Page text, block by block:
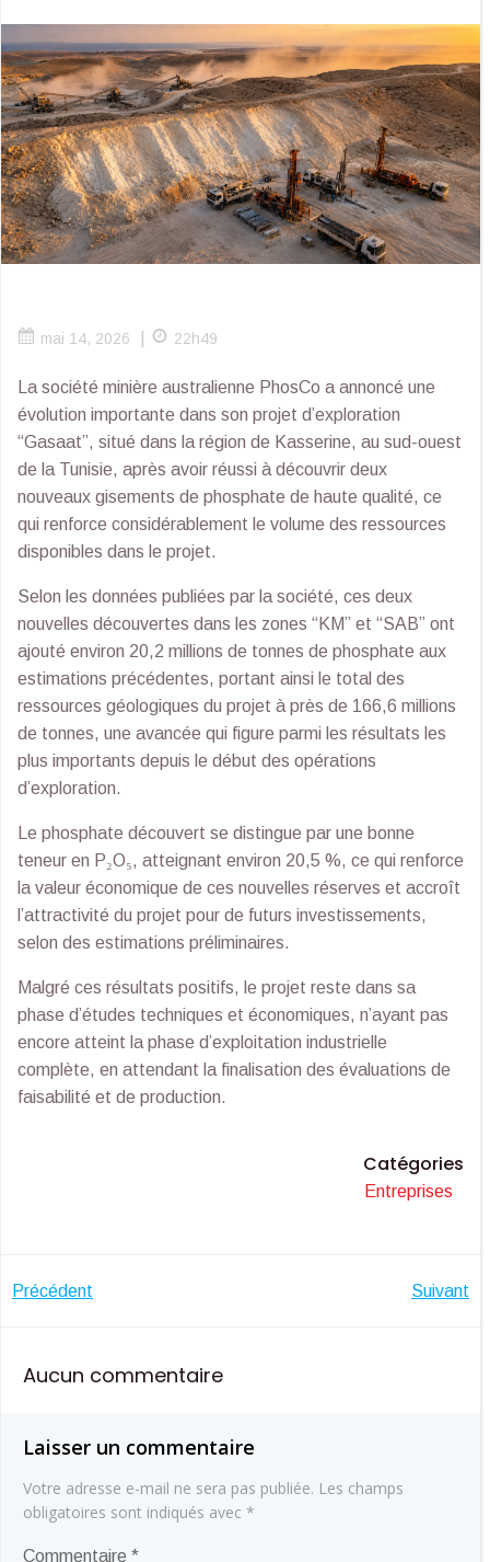
mai 14, 2026 22h49
La société minière australienne PhosCo a annoncé une
évolution importante dans son projet d’exploration
“Gasaat”, situé dans la région de Kasserine, au sud-ouest
de la Tunisie, après avoir réussi à découvrir deux
nouveaux gisements de phosphate de haute qualité, ce
qui renforce considérablement le volume des ressources
disponibles dans le projet.
Selon les données publiées par la société, ces deux
nouvelles découvertes dans les zones “KM” et “SAB” ont
ajouté environ 20,2 millions de tonnes de phosphate aux
estimations précédentes, portant ainsi le total des
ressources géologiques du projet à près de 166,6 millions
de tonnes, une avancée qui figure parmi les résultats les
plus importants depuis le début des opérations
d’exploration.
Le phosphate découvert se distingue par une bonne
teneur en P₂O₅, atteignant environ 20,5 %, ce qui renforce
la valeur économique de ces nouvelles réserves et accroît
l’attractivité du projet pour de futurs investissements,
selon des estimations préliminaires.
Malgré ces résultats positifs, le projet reste dans sa
phase d’études techniques et économiques, n’ayant pas
encore atteint la phase d’exploitation industrielle
complète, en attendant la finalisation des évaluations de
faisabilité et de production.
Catégories
Entreprises
Navigation
de
Précédent Suivant
Aucun commentaire
Laisser un commentaire
Votre adresse e-mail ne sera pas publiée. Les champs
obligatoires sont indiqués avec *
Commentaire *